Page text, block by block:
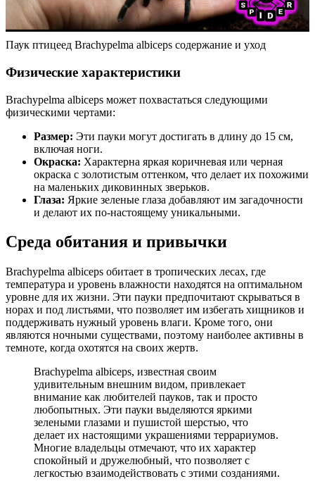
Паук птицеед Brachypelma albiceps содержание и уход
Физические характеристики
Brachypelma albiceps может похвастаться следующими
физическими чертами:
Размер: Эти пауки могут достигать в длину до 15 см,
включая ноги.
Окраска: Характерна яркая коричневая или черная
окраска с золотистым оттенком, что делает их похожими
на маленьких диковинных зверьков.
Глаза: Яркие зеленые глаза добавляют им загадочности
и делают их по-настоящему уникальными.
Среда обитания и привычки
Brachypelma albiceps обитает в тропических лесах, где
температура и уровень влажности находятся на оптимальном
уровне для их жизни. Эти пауки предпочитают скрываться в
норах и под листьями, что позволяет им избегать хищников и
поддерживать нужный уровень влаги. Кроме того, они
являются ночными существами, поэтому наиболее активны в
темноте, когда охотятся на своих жертв.
Brachypelma albiceps, известная своим
удивительным внешним видом, привлекает
внимание как любителей пауков, так и просто
любопытных. Эти пауки выделяются яркими
зелеными глазами и пушистой шерстью, что
делает их настоящими украшениями террариумов.
Многие владельцы отмечают, что их характер
спокойный и дружелюбный, что позволяет с
легкостью взаимодействовать с этими созданиями.